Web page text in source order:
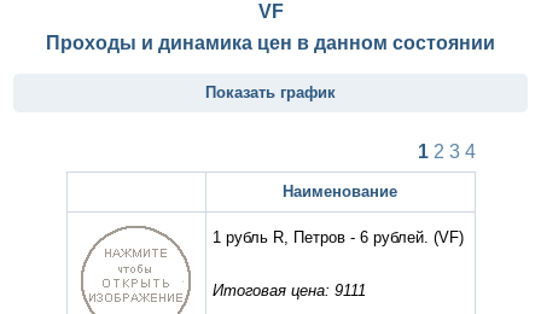
VF
Проходы и динамика цен в данном состоянии
Показать график
1 2 3 4
Наименование
1 рубль R, Петров - 6 рублей. (VF)
Итоговая цена: 9111